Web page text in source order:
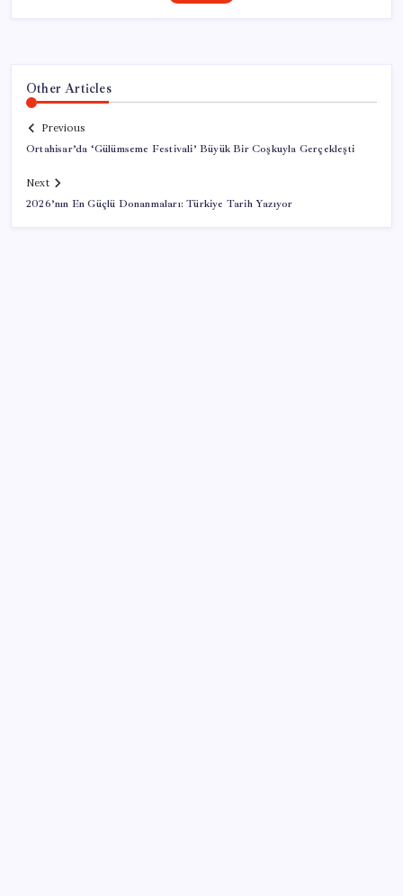
Other Articles
Previous
Ortahisar’da ‘Gülümseme Festivali’ Büyük Bir Coşkuyla Gerçekleşti
Next
2026’nın En Güçlü Donanmaları: Türkiye Tarih Yazıyor